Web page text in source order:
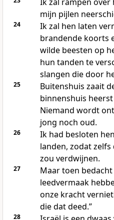
mijn pijlen
24
Ik zal hen laten
brandende koorts
wilde beesten op
hun tanden te
slangen die door
25
Buitenshuis zaait
binnenshuis
Niemand wordt
jong noch oud.
26
Ik had besloten
landen, zodat
zou verdwijnen.
27
Maar toen
leedvermaak
onze kracht
die dat deed.”
28